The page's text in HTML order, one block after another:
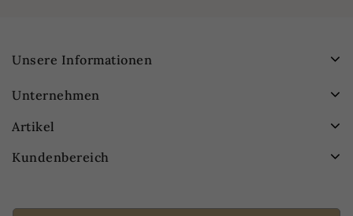
Unsere Informationen
Unternehmen
Artikel
Kundenbereich